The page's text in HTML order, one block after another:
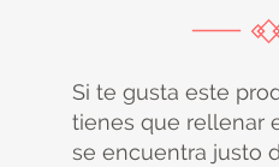
Si te gusta este
tienes que rellenar
se encuentra justo